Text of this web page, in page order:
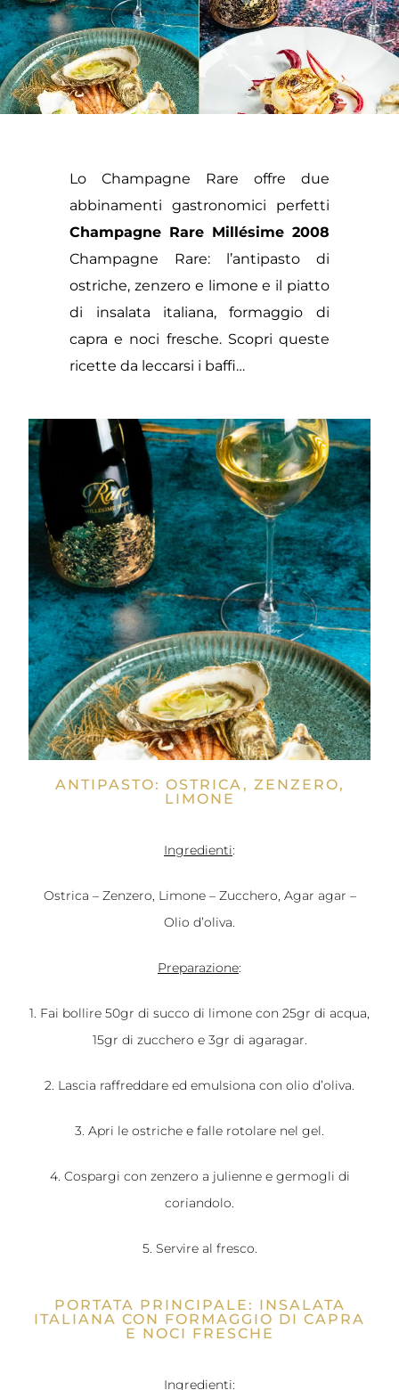
Lo Champagne Rare offre due
abbinamenti gastronomici perfetti
Champagne Rare Millésime 2008
Champagne Rare: l’antipasto di
ostriche, zenzero e limone e il piatto
di insalata italiana, formaggio di
capra e noci fresche. Scopri queste
ricette da leccarsi i baffi…
ANTIPASTO: OSTRICA, ZENZERO,
LIMONE
Ingredienti:
Ostrica – Zenzero, Limone – Zucchero, Agar agar –
Olio d’oliva.
Preparazione:
1. Fai bollire 50gr di succo di limone con 25gr di acqua,
15gr di zucchero e 3gr di agaragar.
2. Lascia raffreddare ed emulsiona con olio d’oliva.
3. Apri le ostriche e falle rotolare nel gel.
4. Cospargi con zenzero a julienne e germogli di
coriandolo.
5. Servire al fresco.
PORTATA PRINCIPALE: INSALATA
ITALIANA CON FORMAGGIO DI CAPRA
E NOCI FRESCHE
Ingredienti: